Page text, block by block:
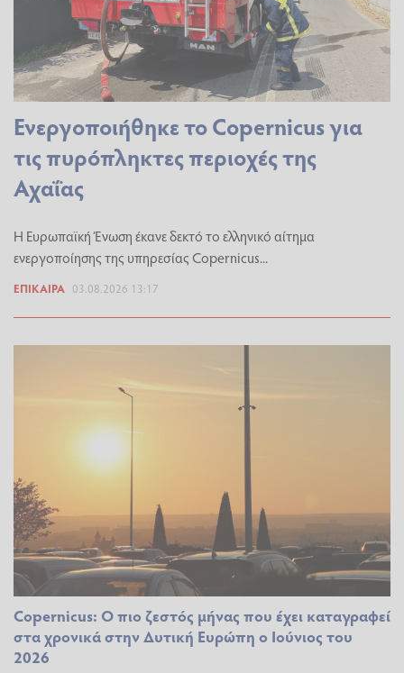
Ενεργοποιήθηκε το Copernicus για
τις πυρόπληκτες περιοχές της
Αχαΐας
Η Ευρωπαϊκή Ένωση έκανε δεκτό το ελληνικό αίτημα
ενεργοποίησης της υπηρεσίας Copernicus...
ΕΠΊΚΑΙΡΑ 03.08.2026 13:17
Copernicus: Ο πιο ζεστός μήνας που έχει καταγραφεί
στα χρονικά στην Δυτική Ευρώπη ο Ιούνιος του
2026